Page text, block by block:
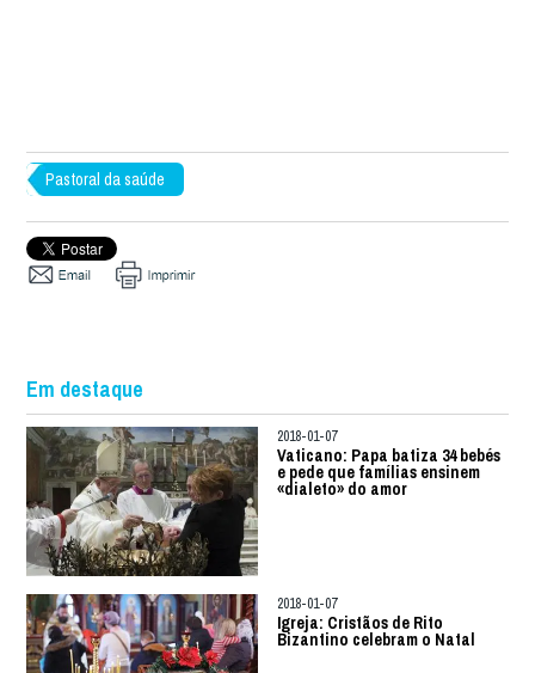
Pastoral da saúde
Em destaque
2018-01-07
Vaticano: Papa batiza 34 bebés
e pede que famílias ensinem
«dialeto» do amor
2018-01-07
Igreja: Cristãos de Rito
Bizantino celebram o Natal